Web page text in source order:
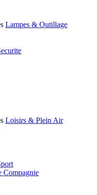
Lampes & Outillage
Loisirs & Plein Air
Compagnie